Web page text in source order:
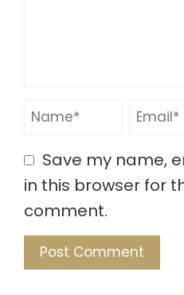
Save my name,
in this browser for
comment.